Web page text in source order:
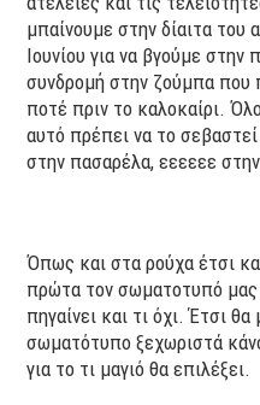
μπαίνουμε στην δίαιτα του
Ιουνίου για να βγούμε
συνδρομή στην ζούμπα που
ποτέ πριν το καλοκαίρι.
αυτό πρέπει να το
στην πασαρέλα, εεεεεε
Όπως και στα ρούχα έτσι
πρώτα τον σωματοτυπό μας
πηγαίνει και τι όχι. Έτσι
σωματότυπο ξεχωριστά
για το τι μαγιό θα επιλέξει.